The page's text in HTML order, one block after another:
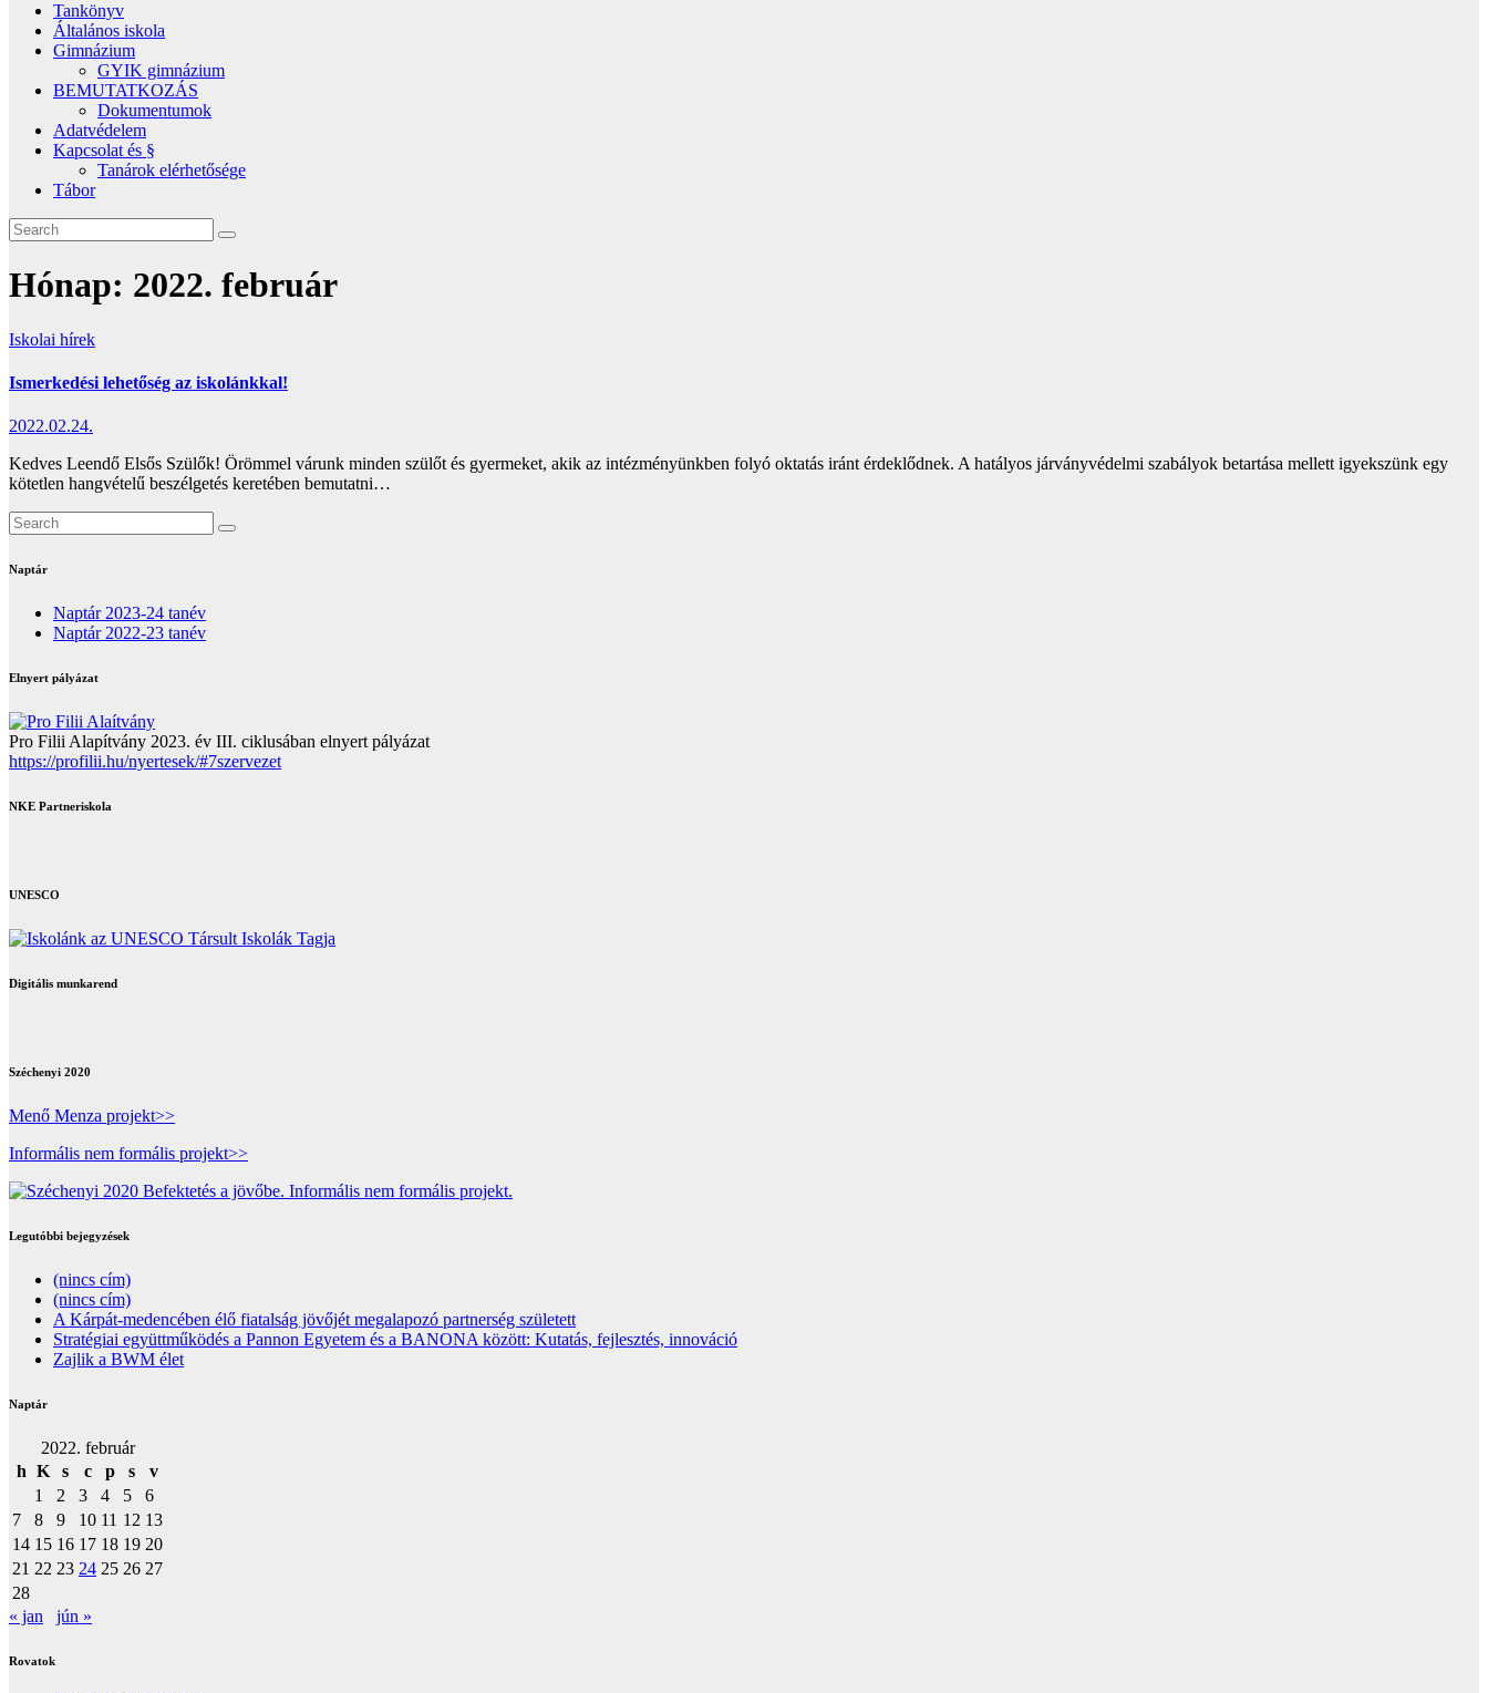
Tankönyv
Általános iskola
Gimnázium
GYIK gimnázium
BEMUTATKOZÁS
Dokumentumok
Adatvédelem
Kapcsolat és §
Tanárok elérhetősége
Tábor
Hónap: 2022. február
Iskolai hírek
Ismerkedési lehetőség az iskolánkkal!
2022.02.24.
Kedves Leendő Elsős Szülők! Örömmel várunk minden szülőt és gyermeket, akik az intézményünkben folyó oktatás iránt érdeklődnek. A hatályos járványvédelmi szabályok betartása mellett igyekszünk egy
kötetlen hangvételű beszélgetés keretében bemutatni…
Naptár
Naptár 2023-24 tanév
Naptár 2022-23 tanév
Elnyert pályázat
Pro Filii Alapítvány 2023. év III. ciklusában elnyert pályázat
https://profilii.hu/nyertesek/#7szervezet
NKE Partneriskola
UNESCO
Digitális munkarend
Széchenyi 2020
Menő Menza projekt>>
Informális nem formális projekt>>
Legutóbbi bejegyzések
(nincs cím)
(nincs cím)
A Kárpát-medencében élő fiatalság jövőjét megalapozó partnerség született
Stratégiai együttműködés a Pannon Egyetem és a BANONA között: Kutatás, fejlesztés, innováció
Zajlik a BWM élet
Naptár
2022. február
h K s c p s
v
1
2 3 4 5
6
7
8 9 10 11 12 13
14 15 16 17 18 19 20
21 22 23 24 25 26 27
28
« jan
jún »
Rovatok